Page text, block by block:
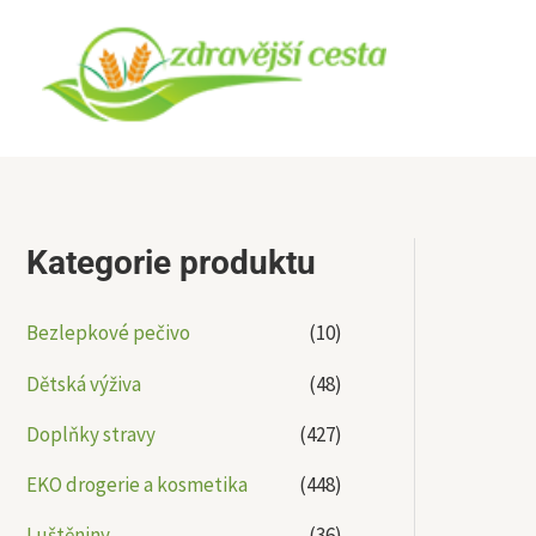
obsah
Kategorie produktu
Bezlepkové pečivo
(10)
Dětská výživa
(48)
Doplňky stravy
(427)
EKO drogerie a kosmetika
(448)